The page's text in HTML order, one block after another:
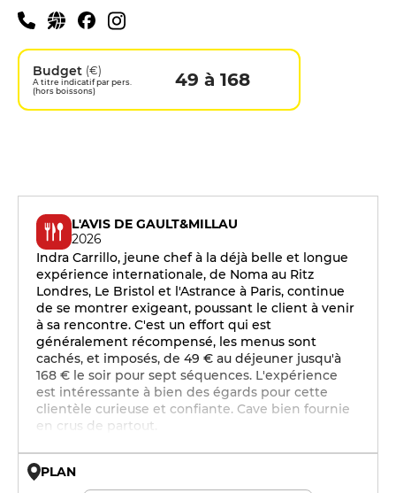
Budget (€)
A titre indicatif par pers.
(hors boissons)
49 à 168
L'AVIS DE GAULT&MILLAU
2026
Indra Carrillo, jeune chef à la déjà belle et longue
expérience internationale, de Noma au Ritz
Londres, Le Bristol et l'Astrance à Paris, continue
de se montrer exigeant, poussant le client à venir
à sa rencontre. C'est un effort qui est
généralement récompensé, les menus sont
cachés, et imposés, de 49 € au déjeuner jusqu'à
168 € le soir pour sept séquences. L'expérience
est intéressante à bien des égards pour cette
clientèle curieuse et confiante. Cave bien fournie
en crus de partout.
PLAN